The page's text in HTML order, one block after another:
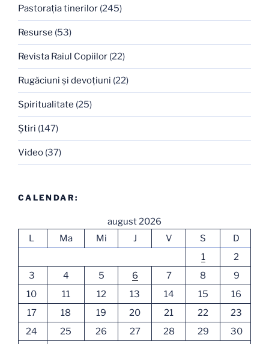
Pastoraţia tinerilor (245)
Resurse (53)
Revista Raiul Copiilor (22)
Rugăciuni şi devoţiuni (22)
Spiritualitate (25)
Ştiri (147)
Video (37)
CALENDAR:
august 2026
L
Ma Mi J V S
D
1
2
3
4 5 6 7 8
9
10
11 12 13 14 15
16
17
18 19 20 21 22
23
24
25 26 27 28 29
30